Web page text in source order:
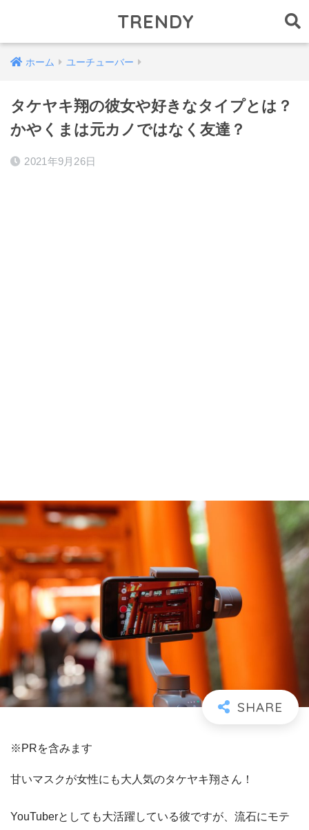
TRENDY
ホーム ユーチューバー
タケヤキ翔の彼女や好きなタイプとは？
かやくまは元カノではなく友達？
2021年9月26日
※PRを含みます
甘いマスクが女性にも大人気のタケヤキ翔さん！
YouTuberとしても大活躍している彼ですが、流石にモテ